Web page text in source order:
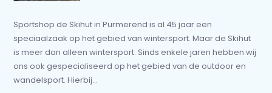
Sportshop de Skihut in Purmerend is al 45 jaar een
speciaalzaak op het gebied van wintersport. Maar de Skihut
is meer dan alleen wintersport. Sinds enkele jaren hebben wij
ons ook gespecialiseerd op het gebied van de outdoor en
wandelsport. Hierbij...